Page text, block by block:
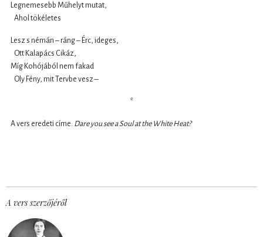
Legnemesebb Műhelyt mutat,
Ahol tökéletes
Lesz s némán – ráng – Érc, ideges,
Ott Kalapács Cikáz,
Míg Kohójából nem fakad
Oly Fény, mit Tervbe vesz –
*
A vers eredeti címe: Dare you see a Soul at the White Heat?
A vers szerzőjéről